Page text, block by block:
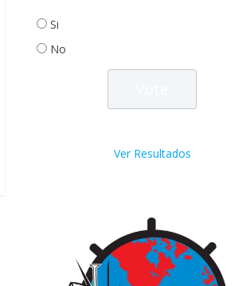
Si
No
Ver Resultados